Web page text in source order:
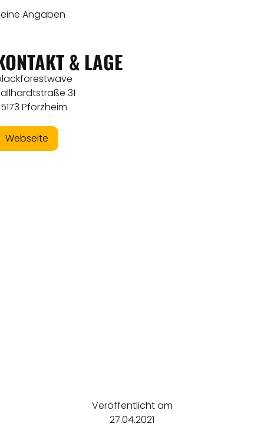
Angaben
& LAGE
31
Pforzheim
Webseite
Veröffentlicht am
27.04.2021